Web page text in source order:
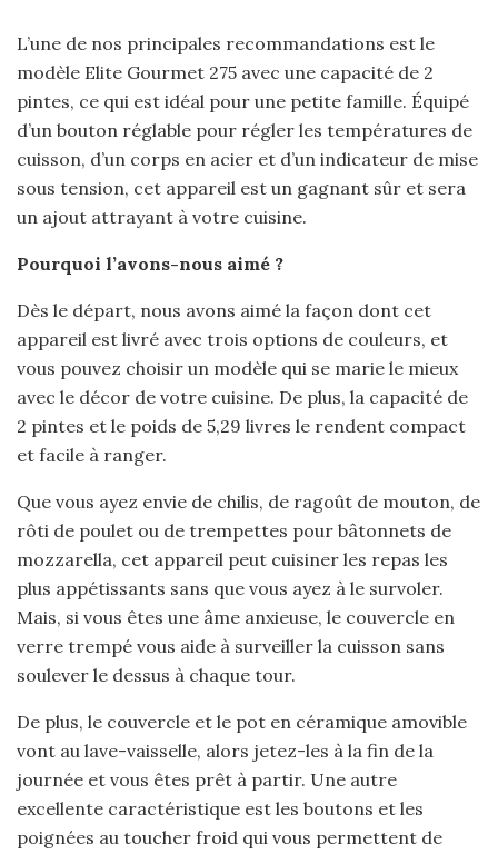
L’une de nos principales recommandations est le
modèle Elite Gourmet 275 avec une capacité de 2
pintes, ce qui est idéal pour une petite famille. Équipé
d’un bouton réglable pour régler les températures de
cuisson, d’un corps en acier et d’un indicateur de mise
sous tension, cet appareil est un gagnant sûr et sera
un ajout attrayant à votre cuisine.
Pourquoi l’avons-nous aimé ?
Dès le départ, nous avons aimé la façon dont cet
appareil est livré avec trois options de couleurs, et
vous pouvez choisir un modèle qui se marie le mieux
avec le décor de votre cuisine. De plus, la capacité de
2 pintes et le poids de 5,29 livres le rendent compact
et facile à ranger.
Que vous ayez envie de chilis, de ragoût de mouton, de
rôti de poulet ou de trempettes pour bâtonnets de
mozzarella, cet appareil peut cuisiner les repas les
plus appétissants sans que vous ayez à le survoler.
Mais, si vous êtes une âme anxieuse, le couvercle en
verre trempé vous aide à surveiller la cuisson sans
soulever le dessus à chaque tour.
De plus, le couvercle et le pot en céramique amovible
vont au lave-vaisselle, alors jetez-les à la fin de la
journée et vous êtes prêt à partir. Une autre
excellente caractéristique est les boutons et les
poignées au toucher froid qui vous permettent de